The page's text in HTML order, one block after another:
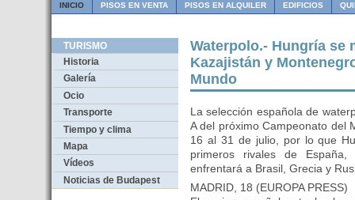
INICIO PISOS EN VENTA PISOS EN ALQUILER EDIFICIOS
TURISMO
Historia
Galería
Ocio
Transporte
Tiempo y clima
Mapa
Vídeos
Noticias de Budapest
Waterpolo.- Hungría se
Kazajistán y
Mundo
La selección española de
A del próximo Campeonato del
16 al 31 de julio, por lo que
primeros rivales de
enfrentará a Brasil, Grecia y
MADRID, 18 (EUROPA PRESS)